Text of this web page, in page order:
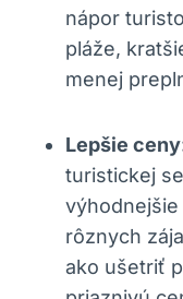
nápor
pláže,
menej
Lepšie
turistickej
rôznych
ako ušetriť